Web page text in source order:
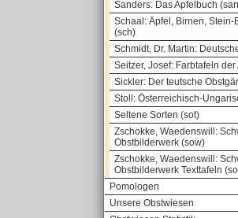
Sanders: Das Apfelbuch
Schaal: Äpfel, Birnen,
(sch)
Schmidt, Dr. Martin:
Seitzer, Josef: Farbtafeln
Sickler: Der teutsche
Stoll: Österreichisch-
Seltene Sorten (sot)
Zschokke, Waedenswill:
Obstbilderwerk (sow)
Zschokke, Waedenswill:
Obstbilderwerk Texttafeln
Pomologen
Unsere Obstwiesen